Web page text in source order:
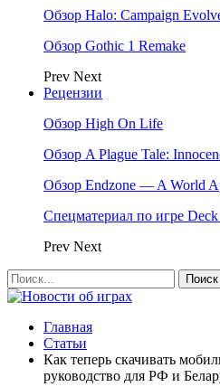
Обзор Halo: Campaign
Обзор Gothic 1 Remake
Prev Next
Рецензии
Обзор High On Life
Обзор A Plague Tale:
Обзор Endzone — A World
Спецматериал по игре
Prev Next
Главная
Статьи
Как теперь скачивать
руководство для РФ и